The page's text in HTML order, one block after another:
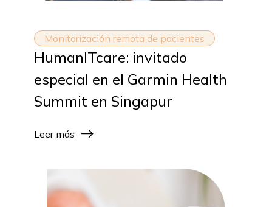
Monitorización remota de pacientes
HumanITcare: invitado
especial en el Garmin Health
Summit en Singapur
Leer más